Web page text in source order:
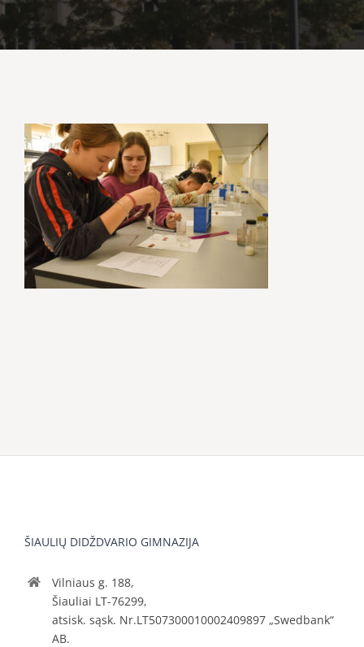
ŠIAULIŲ DIDŽDVARIO GIMNAZIJA
Vilniaus g. 188,
Šiauliai LT-76299,
atsisk. sąsk. Nr.LT507300010002409897 „Swedbank“
AB.